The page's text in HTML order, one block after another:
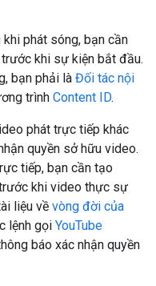
phát sóng, bạn cần
khi sự kiện bắt đầu.
bạn phải là Đối tác nội
trình Content ID.
phát trực tiếp khác
quyền sở hữu video.
tiếp, bạn cần tạo
khi video thực sự
liệu về vòng đời của
lệnh gọi YouTube
báo xác nhận quyền